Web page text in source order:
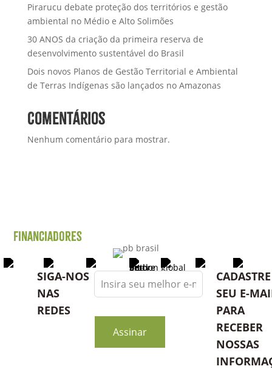
Pirarucu debate proteção dos territórios e gestão
ambiental no Médio e Alto Solimões
30 ANOS da criação da primeira reserva de
desenvolvimento sustentável do Brasil
Dois novos Planos de Gestão Territorial e Ambiental
de Terras Indígenas são lançados no Amazonas
Comentários
Nenhum comentário para mostrar.
Financiadores
SIGA-NOS
NAS
REDES
Leave
this
blank
Assinar
CADASTRE
SEU E-
PARA
RECEBER
NOSSAS